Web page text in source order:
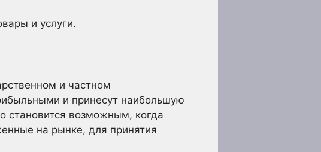
и услуги.
и частном
и принесут наибольшую
становится возможным, когда
на рынке, для принятия